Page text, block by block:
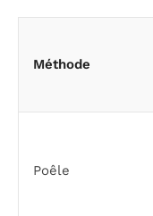
Méthode
Poêle